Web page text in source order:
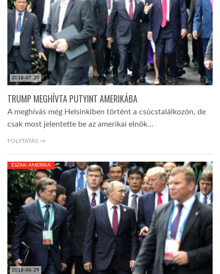
GLOBOTV
AFRIKA TUDÁSTÁR
A NAP SZÉPE
LINKTR.EE
DOBRAVERO.HU
LATIMO.HU
GLOBOBOOK
2018-07-20
TRUMP MEGHÍVTA PUTYINT AMERIKÁBA
A meghívás még Helsinkiben történt a csúcstalálkozón, de
csak most jelentette be az amerikai elnök…
FOLYTATÁS →
2018-06-29
ÉSZAK-AMERIKA